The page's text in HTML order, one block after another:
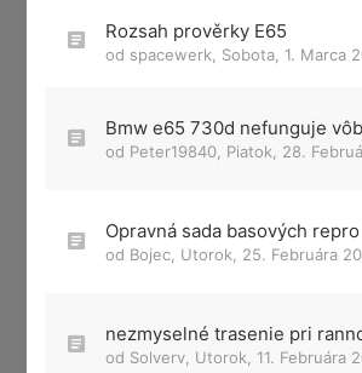
Rozsah prověrky E65
od spacewerk Sobota, 1. Marca
Bmw e65 730d nefunguje
od Peter19840 Piatok, 28.
Opravná sada basových
od Bojec Utorok, 25. Februára
nezmyselné trasenie pri
od Solverv Utorok, 11. Februára